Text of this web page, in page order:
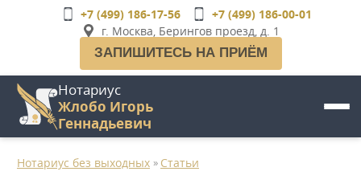
+7 (499) 186-17-56
+7 (499) 186-00-01
г. Москва, Берингов проезд, д. 1
ЗАПИШИТЕСЬ НА ПРИЁМ
Нотариус
Жлобо Игорь
Геннадьевич
Нотариус без выходных » Статьи